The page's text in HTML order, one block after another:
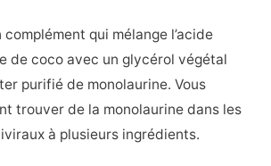
qui mélange l’acide
de coco avec un glycérol végétal
purifié de monolaurine. Vous
trouver de la monolaurine dans les
à plusieurs ingrédients.